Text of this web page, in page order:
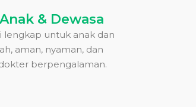
& Dewasa
lengkap untuk anak dan
aman, nyaman, dan
berpengalaman.